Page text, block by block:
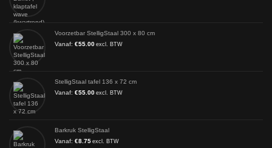
Voorzetbar StelligStaal 300 x 80 cm
Vanaf: €55.00 excl. BTW
StelligStaal tafel 136 x 72 cm
Vanaf: €55.00 excl. BTW
Barkruk StelligStaal
Vanaf: €8.75 excl. BTW